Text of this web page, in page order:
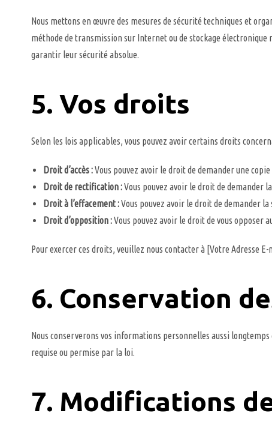
Nous mettons en œuvre des mesures de sécurité techniques et
méthode de transmission sur Internet ou de stockage
garantir leur sécurité absolue.
5. Vos droits
Selon les lois applicables, vous pouvez avoir certains droits
Droit d’accès :Vous pouvez avoir le droit de demander une
Droit de rectification :Vous pouvez avoir le droit de demander
Droit à l’effacement :Vous pouvez avoir le droit de demander
Droit d’opposition :Vous pouvez avoir le droit de vous
Pour exercer ces droits, veuillez nous contacter à [Votre Adresse E-
6. Conservation
Nous conserverons vos informations personnelles aussi
requise ou permise par la loi.
7. Modifications